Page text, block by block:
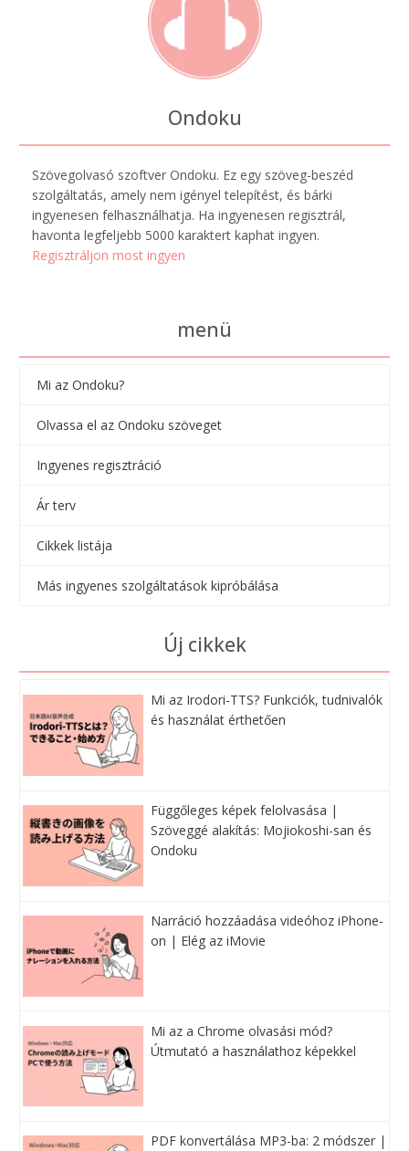
Ondoku
Szövegolvasó szoftver Ondoku. Ez egy szöveg-beszéd
szolgáltatás, amely nem igényel telepítést, és bárki
ingyenesen felhasználhatja. Ha ingyenesen regisztrál,
havonta legfeljebb 5000 karaktert kaphat ingyen.
Regisztráljon most ingyen
menü
Mi az Ondoku?
Olvassa el az Ondoku szöveget
Ingyenes regisztráció
Ár terv
Cikkek listája
Más ingyenes szolgáltatások kipróbálása
Új cikkek
Mi az Irodori-TTS? Funkciók, tudnivalók
és használat érthetően
Függőleges képek felolvasása |
Szöveggé alakítás: Mojiokoshi-san és
Ondoku
Narráció hozzáadása videóhoz iPhone-
on | Elég az iMovie
Mi az a Chrome olvasási mód?
Útmutató a használathoz képekkel
PDF konvertálása MP3-ba: 2 módszer |